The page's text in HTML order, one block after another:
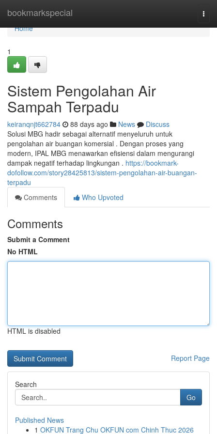
bookmarkspecial
Home
Home
1
Sistem Pengolahan Air
Sampah Terpadu
keiranqnjt662784 88 days ago News
Discuss
Solusi MBG hadir sebagai alternatif menyeluruh untuk
pengolahan air buangan komersial . Dengan proses yang
modern, IPAL MBG menawarkan efisiensi dalam mengurangi
dampak negatif terhadap lingkungan . https://bookmark-
dofollow.com/story28425813/sistem-pengolahan-air-buangan-
terpadu
Comments
Who Upvoted
Comments
Submit a Comment
No HTML
HTML is disabled
Report Page
Search
Go
Published News
1 OKFUN Trang Chu OKFUN com Chinh Thuc 2026